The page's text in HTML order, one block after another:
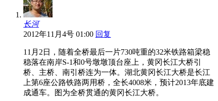
长河
2012年11月4号 01:00 回复
11月2日，随着全桥最后一片730吨重的32米铁路箱梁稳
稳落在南岸S-1和0号墩墩顶台座上，黄冈长江大桥引
桥、主桥、南引桥连为一体。湖北黄冈长江大桥是长江
上第6座公路铁路两用桥，全长4008米，预计2013年底建
成通车。图为全桥贯通的黄冈长江大桥。